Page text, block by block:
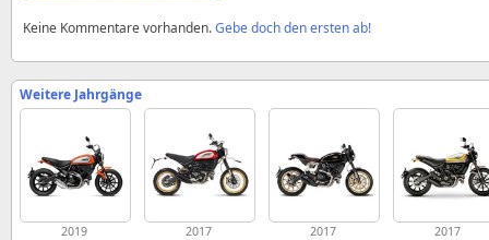
Keine Kommentare vorhanden.Gebe doch den ersten ab!
Weitere Jahrgänge
2019 2017 2017 2017